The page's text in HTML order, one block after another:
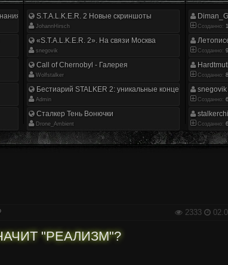
ликвидатора)
S.T.A.L.K.E.R. 2 Новые скриншоты
JohannHirsch
«S.T.A.L.K.E.R. 2». На связи Москва
snegovik
Call of Chernobyl - Галерея
Wolfstalker
Бестиарий STALKER 2: уникальные концепт-арты
Аdmin
Сталкер Тень Вонючки
Drone_Ambient
Созданно:
Созданно:
Созданно:
snegovik
Созданно:
Созданно:
2333
"РЕАЛИЗМ"?